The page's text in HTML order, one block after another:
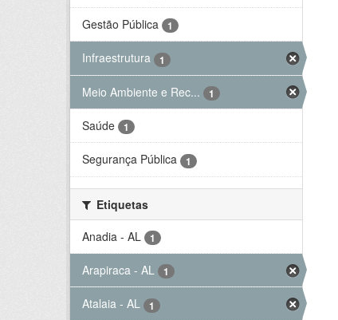
Gestão Pública 1
Infraestrutura 1
Meio Ambiente e Rec... 1
Saúde 1
Segurança Pública 1
Etiquetas
Anadia - AL
1
Arapiraca - AL 1
Atalaia - AL 1